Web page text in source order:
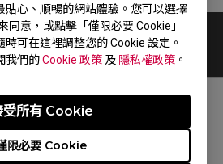
貼心、順暢的網站體驗。您可以選擇
同意，或點擊「僅限必要 Cookie」
可在這裡調整您的 Cookie 設定。
我們的Cookie 政策 及 隱私權政策 。
限必要 Cookie
受所有 Cookie